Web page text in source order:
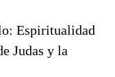
Espiritualidad
Judas y la